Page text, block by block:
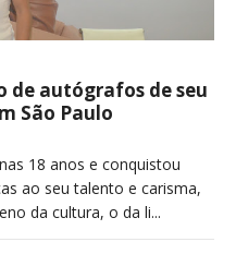
de autógrafos de seu
São Paulo
18 anos e conquistou
ao seu talento e carisma,
da cultura, o da li...